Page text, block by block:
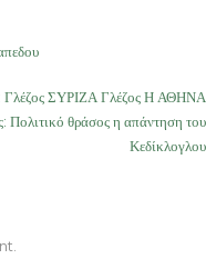
Γλέζος ΣΥΡΙΖΑ Γλέζος Η ΑΘΗΝΑ
Πολιτικό θράσος η απάντηση του
Κεδίκλογλου